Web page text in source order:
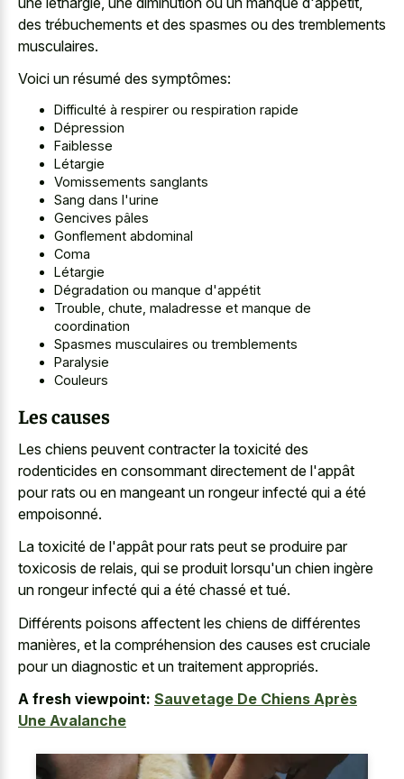
des trébuchements et des spasmes ou des tremblements
musculaires.
Voici un résumé des symptômes:
Difficulté à respirer ou respiration rapide
Dépression
Faiblesse
Létargie
Vomissements sanglants
Sang dans l'urine
Gencives pâles
Gonflement abdominal
Coma
Létargie
Dégradation ou manque d'appétit
Trouble, chute, maladresse et manque de
coordination
Spasmes musculaires ou tremblements
Paralysie
Couleurs
Les causes
Les chiens peuvent contracter la toxicité des
rodenticides en consommant directement de l'appât
pour rats ou en mangeant un rongeur infecté qui a été
empoisonné.
La toxicité de l'appât pour rats peut se produire par
toxicosis de relais, qui se produit lorsqu'un chien ingère
un rongeur infecté qui a été chassé et tué.
Différents poisons affectent les chiens de différentes
manières, et la compréhension des causes est cruciale
pour un diagnostic et un traitement appropriés.
A fresh viewpoint: Sauvetage De Chiens Après
Une Avalanche